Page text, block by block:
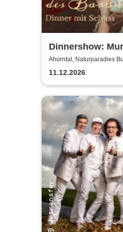
Dinnershow:
Dinner
Ahorntal, Naturparadies
11.12.2026